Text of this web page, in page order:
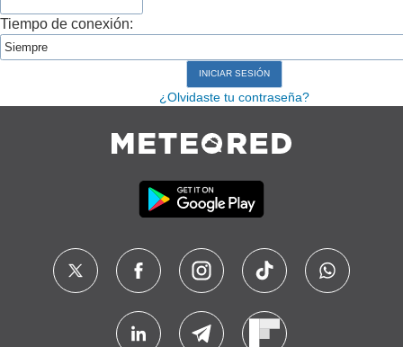
Tiempo de conexión:
¿Olvidaste tu contraseña?